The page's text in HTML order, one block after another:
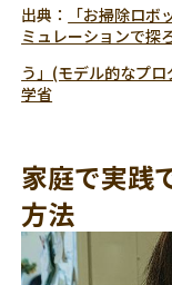
出典：
「お掃除ロ
ミュレーションで探
う」(モデル的なプ
学省
家庭で実践
方法